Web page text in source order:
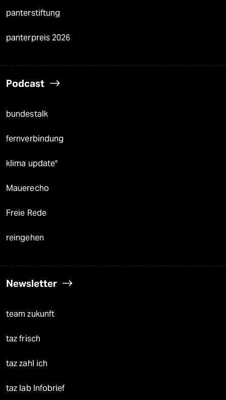
panterstiftung
panterpreis 2026
Podcast
bundestalk
fernverbindung
klima update°
Mauerecho
Freie Rede
reingehen
Newsletter
team zukunft
taz frisch
taz zahl ich
taz lab Infobrief